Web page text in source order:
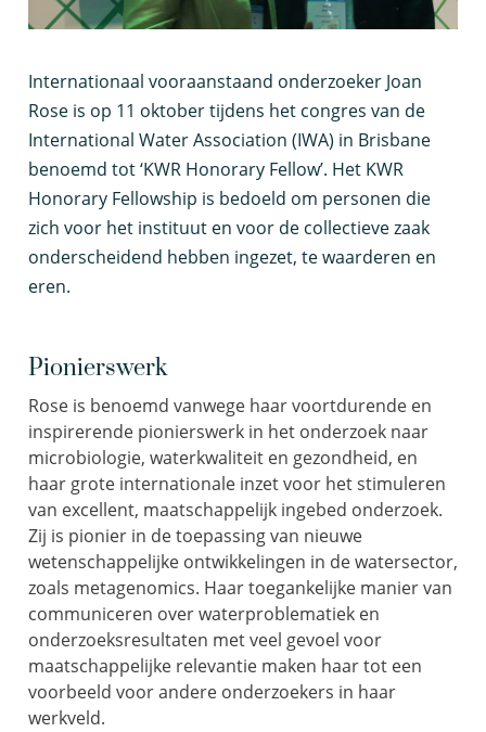
Internationaal vooraanstaand onderzoeker Joan
Rose is op 11 oktober tijdens het congres van de
International Water Association (IWA) in Brisbane
benoemd tot ‘KWR Honorary Fellow’. Het KWR
Honorary Fellowship is bedoeld om personen die
zich voor het instituut en voor de collectieve zaak
onderscheidend hebben ingezet, te waarderen en
eren.
Pionierswerk
Rose is benoemd vanwege haar voortdurende en
inspirerende pionierswerk in het onderzoek naar
microbiologie, waterkwaliteit en gezondheid, en
haar grote internationale inzet voor het stimuleren
van excellent, maatschappelijk ingebed onderzoek.
Zij is pionier in de toepassing van nieuwe
wetenschappelijke ontwikkelingen in de watersector,
zoals metagenomics. Haar toegankelijke manier van
communiceren over waterproblematiek en
onderzoeksresultaten met veel gevoel voor
maatschappelijke relevantie maken haar tot een
voorbeeld voor andere onderzoekers in haar
werkveld.